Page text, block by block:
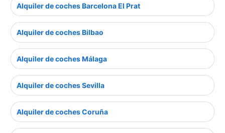
Alquiler de coches Barcelona El Prat
Alquiler de coches Bilbao
Alquiler de coches Málaga
Alquiler de coches Sevilla
Alquiler de coches Coruña